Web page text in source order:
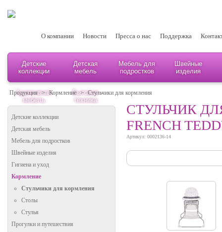
О компании Новости Пресса о нас Поддержка
Детские
коллекции
Детская
мебель
Мебель для
подростков
Швейные
изделия
Адаптивная
мебель
Бытовая
техника
Продукция > Кормление > Стульчики для кормления
Детские коллекции
Детская мебель
Мебель для подростков
Швейные изделия
Гигиена и уход
Кормление
Стульчики для кормления
Столы
Стулья
Прогулки и путешествия
СТУЛЬЧИК
FRENCH
Артикул: 0002136-14